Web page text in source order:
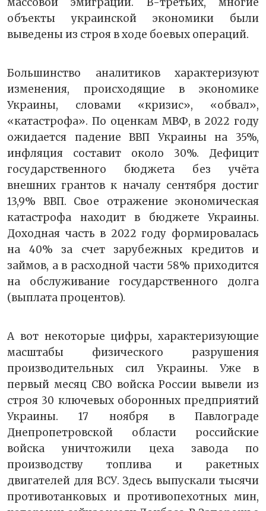
объекты украинской экономики были
выведены из строя в ходе боевых операций.
Большинство аналитиков характеризуют
изменения, происходящие в экономике
Украины, словами «кризис», «обвал»,
«катастрофа». По оценкам МВФ, в 2022 году
ожидается падение ВВП Украины на 35%,
инфляция составит около 30%. Дефицит
государственного бюджета без учёта
внешних грантов к началу сентября достиг
13,9% ВВП. Свое отражение экономическая
катастрофа находит в бюджете Украины.
Доходная часть в 2022 году формировалась
на 40% за счет зарубежных кредитов и
займов, а в расходной части 58% приходится
на обслуживание государственного долга
(выплата процентов).
А вот некоторые цифры, характеризующие
масштабы физического разрушения
производительных сил Украины. Уже в
первый месяц СВО войска России вывели из
строя 30 ключевых оборонных предприятий
Украины. 17 ноября в Павлограде
Днепропетровской области российские
войска уничтожили цеха завода по
производству топлива и ракетных
двигателей для ВСУ. Здесь выпускали тысячи
противотанковых и противопехотных мин,